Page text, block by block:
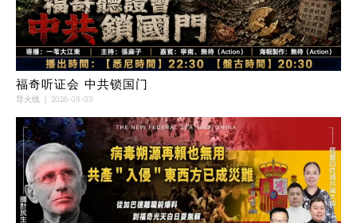
福奇听证会 中共锁国门
导火线 2026-08-03